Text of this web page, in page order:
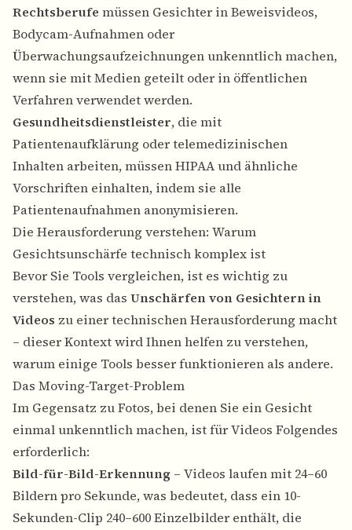
Rechtsberufe müssen Gesichter in Beweisvideos,
Bodycam-Aufnahmen oder
Überwachungsaufzeichnungen unkenntlich machen,
wenn sie mit Medien geteilt oder in öffentlichen
Verfahren verwendet werden.
Gesundheitsdienstleister, die mit
Patientenaufklärung oder telemedizinischen
Inhalten arbeiten, müssen HIPAA und ähnliche
Vorschriften einhalten, indem sie alle
Patientenaufnahmen anonymisieren.
Die Herausforderung verstehen: Warum
Gesichtsunschärfe technisch komplex ist
Bevor Sie Tools vergleichen, ist es wichtig zu
verstehen, was das Unschärfen von Gesichtern in
Videos zu einer technischen Herausforderung macht
– dieser Kontext wird Ihnen helfen zu verstehen,
warum einige Tools besser funktionieren als andere.
Das Moving-Target-Problem
Im Gegensatz zu Fotos, bei denen Sie ein Gesicht
einmal unkenntlich machen, ist für Videos Folgendes
erforderlich:
Bild-für-Bild-Erkennung – Videos laufen mit 24–60
Bildern pro Sekunde, was bedeutet, dass ein 10-
Sekunden-Clip 240–600 Einzelbilder enthält, die